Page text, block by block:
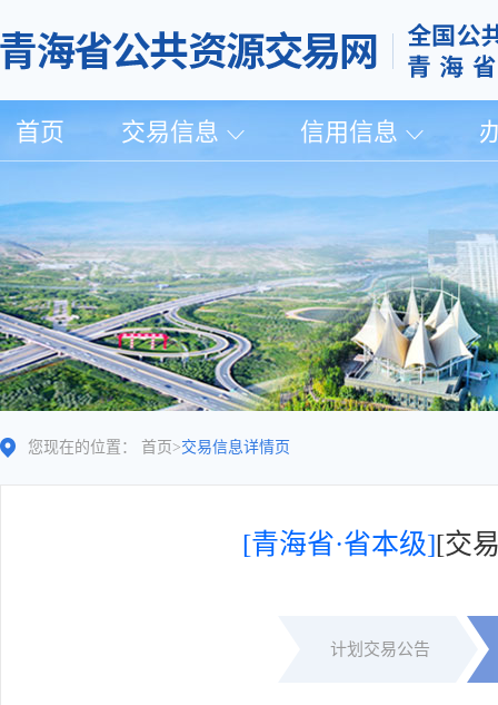
首页 交易信息 信用信息
您现在的位置： 首页 >交易信息详情页
[青海省·省本级][交
计划交易公告